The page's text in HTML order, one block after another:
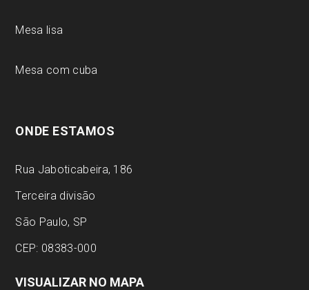
Mesa lisa
Mesa com cuba
ONDE ESTAMOS
Rua Jaboticabeira, 186
Terceira divisão
São Paulo, SP
CEP: 08383-000
VISUALIZAR NO MAPA